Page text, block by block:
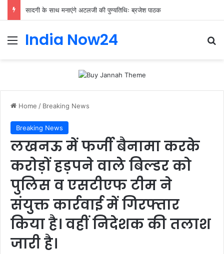
सादगी के साथ मनाएंगे अटलजी की पुण्यतिथिः ब्रजेश पाठक
India Now24
Home / Breaking News
Breaking News
लखनऊ में फर्जी बैनामा करके
करोड़ों हड़पने वाले बिल्डर को
पुलिस व एसटीएफ टीम ने
संयुक्त कार्रवाई में गिरफ्तार
किया है। वहीं निदेशक की तलाश
जारी है।